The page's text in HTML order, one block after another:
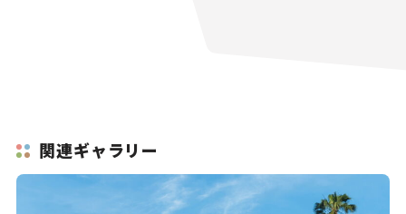
関連ギャラリー